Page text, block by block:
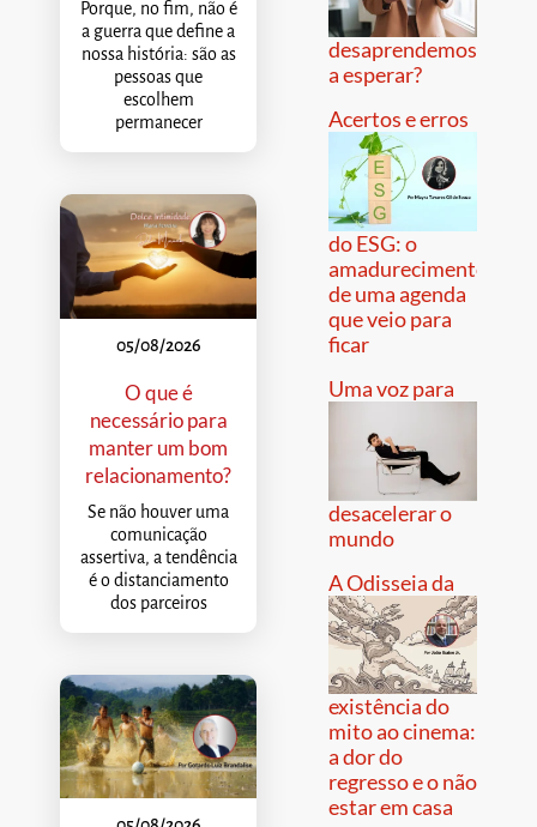
Porque, no fim, não é
a guerra que define a
nossa história: são as
pessoas que
escolhem
permanecer
05/08/2026
O que é
necessário para
manter um bom
relacionamento?
Se não houver uma
comunicação
assertiva, a tendência
é o distanciamento
dos parceiros
desaprendemos
a esperar?
Acertos e erros
do ESG: o
amadurecimento
de uma agenda
que veio para
ficar
Uma voz para
desacelerar o
mundo
A Odisseia da
existência do
mito ao cinema:
a dor do
regresso e o não
estar em casa